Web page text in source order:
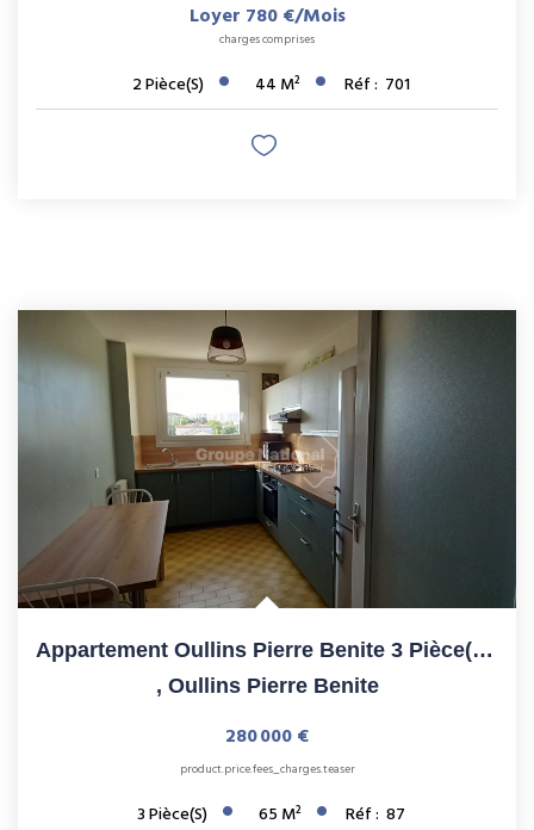
Loyer 780 €/mois
charges comprises
2Pièce(s) 44 M² Réf : 701
Appartement Oullins Pierre Benite 3 Pièce(s) 64.57 M2
, Oullins Pierre Benite
280 000 €
product.price.fees_charges.teaser
3Pièce(s) 65 M² Réf : 87